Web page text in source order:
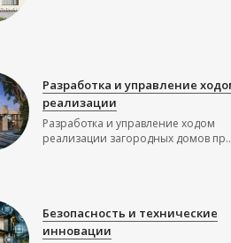
Разработка и управление
реализации
Разработка и управление ходом
реализации загородных домов
Безопасность и технические
инновации